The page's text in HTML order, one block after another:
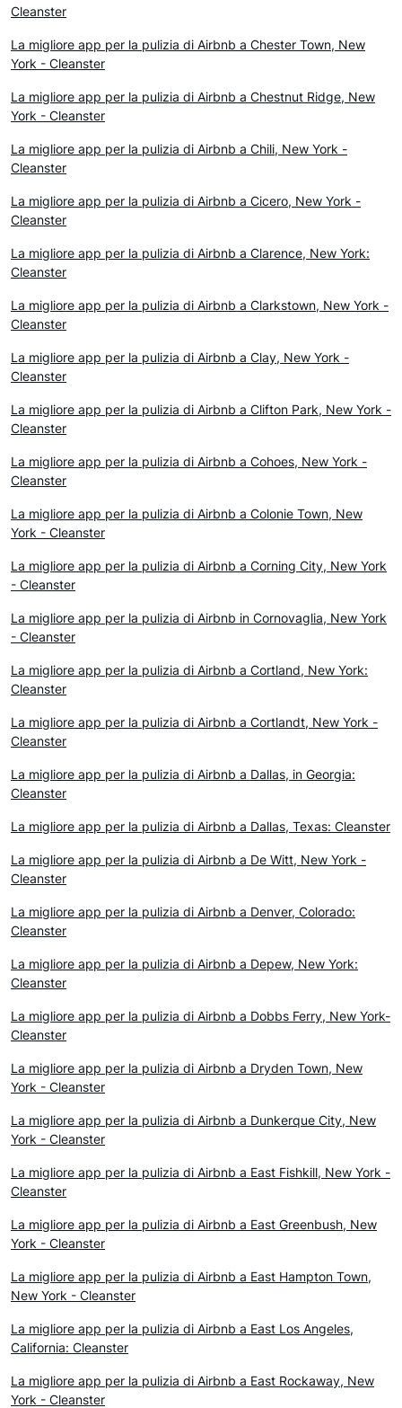
Cleanster
La migliore app per la pulizia di Airbnb a Chester Town, New
York - Cleanster
La migliore app per la pulizia di Airbnb a Chestnut Ridge, New
York - Cleanster
La migliore app per la pulizia di Airbnb a Chili, New York -
Cleanster
La migliore app per la pulizia di Airbnb a Cicero, New York -
Cleanster
La migliore app per la pulizia di Airbnb a Clarence, New York:
Cleanster
La migliore app per la pulizia di Airbnb a Clarkstown, New York -
Cleanster
La migliore app per la pulizia di Airbnb a Clay, New York -
Cleanster
La migliore app per la pulizia di Airbnb a Clifton Park, New York -
Cleanster
La migliore app per la pulizia di Airbnb a Cohoes, New York -
Cleanster
La migliore app per la pulizia di Airbnb a Colonie Town, New
York - Cleanster
La migliore app per la pulizia di Airbnb a Corning City, New York
- Cleanster
La migliore app per la pulizia di Airbnb in Cornovaglia, New York
- Cleanster
La migliore app per la pulizia di Airbnb a Cortland, New York:
Cleanster
La migliore app per la pulizia di Airbnb a Cortlandt, New York -
Cleanster
La migliore app per la pulizia di Airbnb a Dallas, in Georgia:
Cleanster
La migliore app per la pulizia di Airbnb a Dallas, Texas: Cleanster
La migliore app per la pulizia di Airbnb a De Witt, New York -
Cleanster
La migliore app per la pulizia di Airbnb a Denver, Colorado:
Cleanster
La migliore app per la pulizia di Airbnb a Depew, New York:
Cleanster
La migliore app per la pulizia di Airbnb a Dobbs Ferry, New York-
Cleanster
La migliore app per la pulizia di Airbnb a Dryden Town, New
York - Cleanster
La migliore app per la pulizia di Airbnb a Dunkerque City, New
York - Cleanster
La migliore app per la pulizia di Airbnb a East Fishkill, New York -
Cleanster
La migliore app per la pulizia di Airbnb a East Greenbush, New
York - Cleanster
La migliore app per la pulizia di Airbnb a East Hampton Town,
New York - Cleanster
La migliore app per la pulizia di Airbnb a East Los Angeles,
California: Cleanster
La migliore app per la pulizia di Airbnb a East Rockaway, New
York - Cleanster